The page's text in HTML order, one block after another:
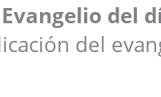
Evangelio del
del